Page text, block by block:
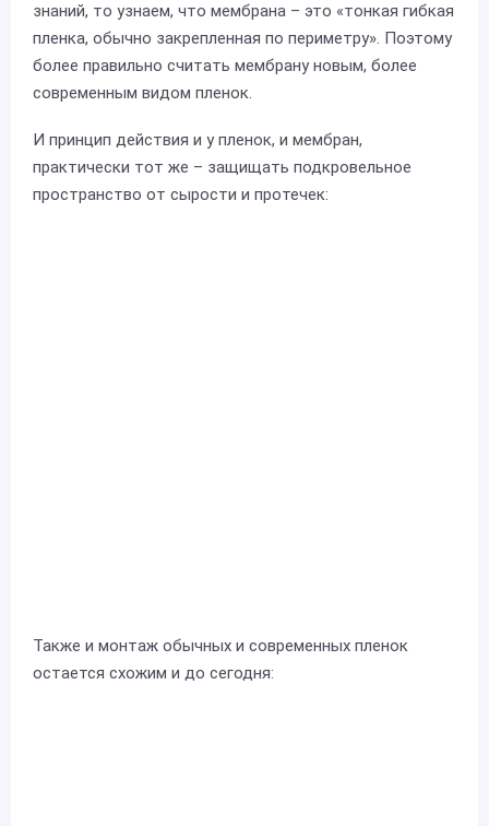
знаний, то узнаем, что мембрана – это «тонкая гибкая
пленка, обычно закрепленная по периметру». Поэтому
более правильно считать мембрану новым, более
современным видом пленок.
И принцип действия и у пленок, и мембран,
практически тот же – защищать подкровельное
пространство от сырости и протечек:
Также и монтаж обычных и современных пленок
остается схожим и до сегодня: